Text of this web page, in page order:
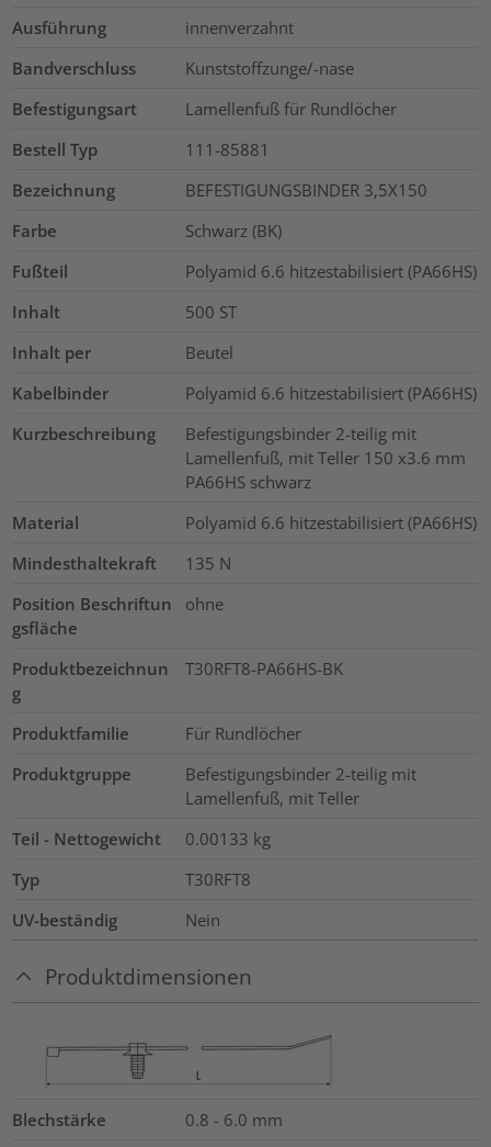
Ausführung
innenverzahnt
Bandverschluss
Kunststoffzunge/-nase
Befestigungsart
Lamellenfuß für Rundlöcher
Bestell Typ
111-85881
Bezeichnung
BEFESTIGUNGSBINDER 3,5X150
Farbe
Schwarz (BK)
Fußteil
Polyamid 6.6 hitzestabilisiert (PA66HS)
Inhalt
500 ST
Inhalt per
Beutel
Kabelbinder
Polyamid 6.6 hitzestabilisiert (PA66HS)
Kurzbeschreibung
Befestigungsbinder 2-teilig mit
Lamellenfuß, mit Teller 150 x3.6 mm
PA66HS schwarz
Material
Polyamid 6.6 hitzestabilisiert (PA66HS)
Mindesthaltekraft
135 N
Position Beschriftun
gsfläche
ohne
Produktbezeichnun
g
T30RFT8-PA66HS-BK
Produktfamilie
Für Rundlöcher
Produktgruppe
Befestigungsbinder 2-teilig mit
Lamellenfuß, mit Teller
Teil - Nettogewicht
0.00133 kg
Typ
T30RFT8
UV-beständig
Nein
Produktdimensionen
Blechstärke 0.8 - 6.0 mm